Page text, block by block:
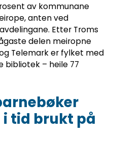
av kommunane
anten ved
Etter Troms
delen meiropne
Telemark er fylket med
– heile 77
tid brukt på